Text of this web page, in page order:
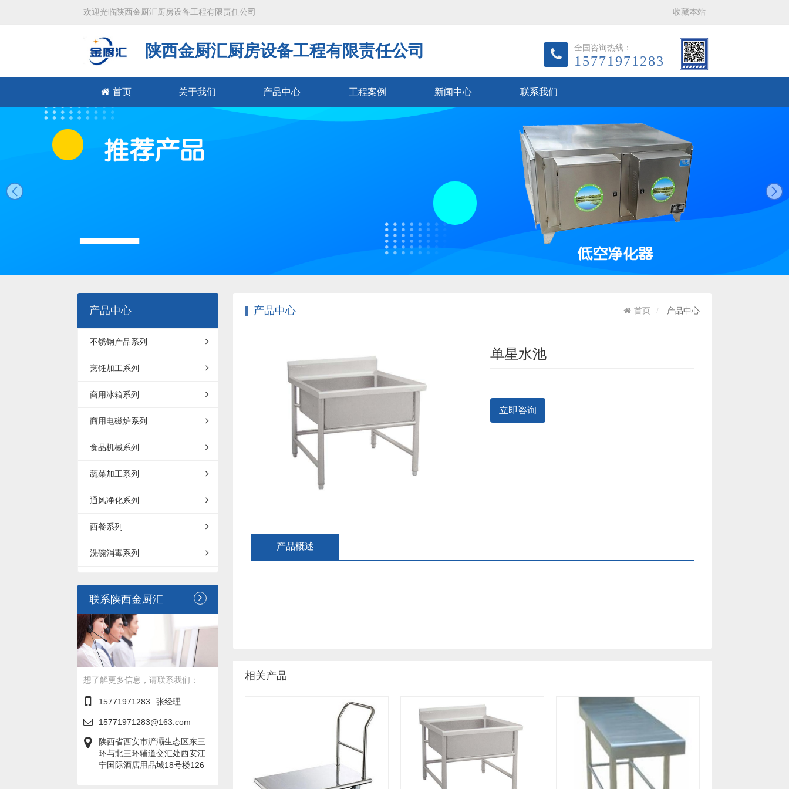
欢迎光临陕西金厨汇厨房设备工程有限责任公司 收藏本站
陕西金厨汇厨房设备工程有限责任公司 全国咨询热线：
15771971283
首页 关于我们 产品中心 工程案例 新闻中心 联系我们
next
产品中心
不锈钢产品系列
烹饪加工系列
商用冰箱系列
商用电磁炉系列
食品机械系列
蔬菜加工系列
通风净化系列
西餐系列
洗碗消毒系列
联系陕西金厨汇
想了解更多信息，请联系我们：
15771971283 张经理
15771971283@163.com
陕西省西安市浐灞生态区东三
环与北三环辅道交汇处西安江
宁国际酒店用品城18号楼126
产品中心 首页 产品中心
单星水池
立即咨询
产品概述
相关产品